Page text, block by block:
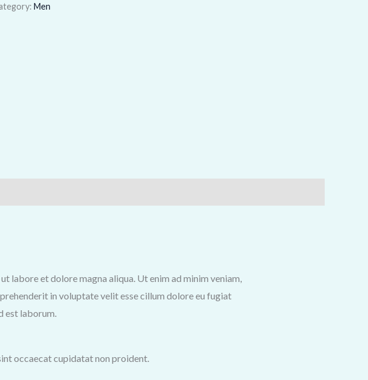
Men
labore et dolore magna aliqua. Ut enim ad minim veniam,
in voluptate velit esse cillum dolore eu fugiat
est laborum.
occaecat cupidatat non proident.